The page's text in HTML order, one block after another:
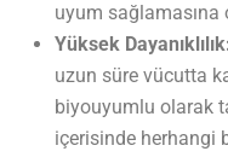
uyum sağlamasına
Yüksek
uzun süre vücutta
biyouyumlu olarak
içerisinde herhangi